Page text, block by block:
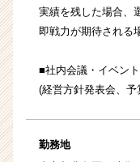
実績を残した場合、
即戦力が期待される
■社内会議・イベン
(経営方針発表会、
勤務地